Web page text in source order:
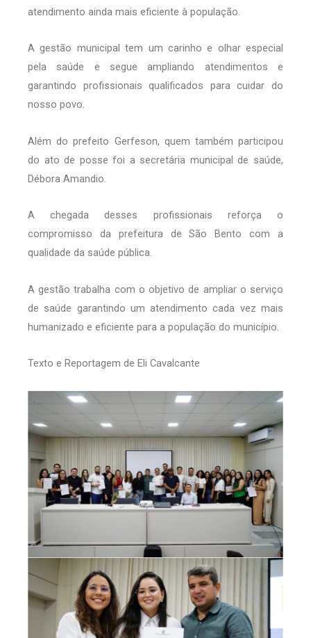
atendimento ainda mais eficiente à população.
A gestão municipal tem um carinho e olhar especial
pela saúde e segue ampliando atendimentos e
garantindo profissionais qualificados para cuidar do
nosso povo.
Além do prefeito Gerfeson, quem também participou
do ato de posse foi a secretária municipal de saúde,
Débora Amandio.
A chegada desses profissionais reforça o
compromisso da prefeitura de São Bento com a
qualidade da saúde pública.
A gestão trabalha com o objetivo de ampliar o serviço
de saúde garantindo um atendimento cada vez mais
humanizado e eficiente para a população do município.
Texto e Reportagem de Eli Cavalcante